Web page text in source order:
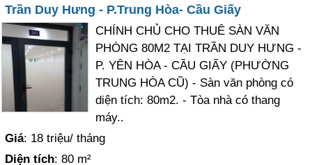
Trần Duy Hưng - P.Trung Hòa- Cầu Giấy
CHÍNH CHỦ CHO THUÊ SÀN VĂN
PHÒNG 80M2 TẠI TRẦN DUY HƯNG -
P. YÊN HÒA - CẦU GIẤY (PHƯỜNG
TRUNG HÒA CŨ) - Sàn văn phòng có
diện tích: 80m2. - Tòa nhà có thang
máy..
Giá: 18 triệu/ tháng
Diện tích: 80 m²